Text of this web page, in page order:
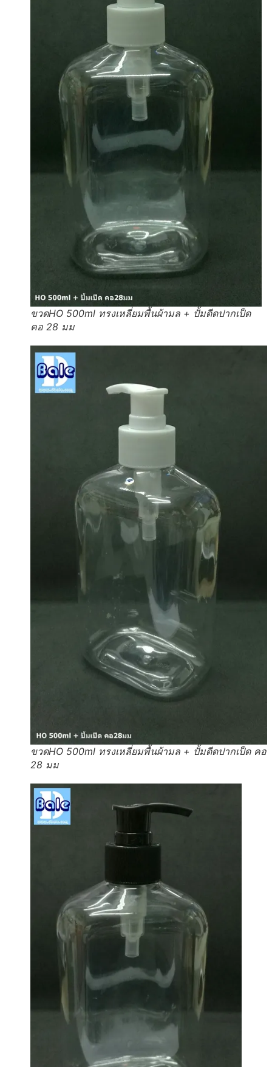
ขวดHO 500ml ทรงเหลี่ยมพื้นผ้ามล + ปั้มดีดปากเป็ด
คอ 28 มม
ขวดHO 500ml ทรงเหลี่ยมพื้นผ้ามล + ปั้มดีดปากเป็ด คอ
28 มม